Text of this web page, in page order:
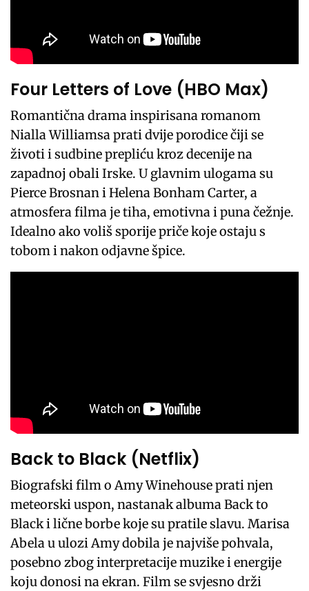
Four Letters of Love (HBO Max)
Romantična drama inspirisana romanom
Nialla Williamsa prati dvije porodice čiji se
životi i sudbine prepliću kroz decenije na
zapadnoj obali Irske. U glavnim ulogama su
Pierce Brosnan i Helena Bonham Carter, a
atmosfera filma je tiha, emotivna i puna čežnje.
Idealno ako voliš sporije priče koje ostaju s
tobom i nakon odjavne špice.
Back to Black (Netflix)
Biografski film o Amy Winehouse prati njen
meteorski uspon, nastanak albuma Back to
Black i lične borbe koje su pratile slavu. Marisa
Abela u ulozi Amy dobila je najviše pohvala,
posebno zbog interpretacije muzike i energije
koju donosi na ekran. Film se svjesno drži